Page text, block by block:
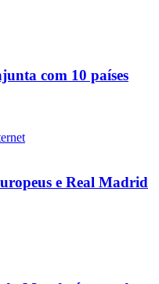
com 10 países
e Real Madrid